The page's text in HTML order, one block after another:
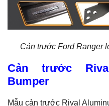
Cản trước Ford Ranger
Cản trước
Bumper
Mẫu cản trước Rival